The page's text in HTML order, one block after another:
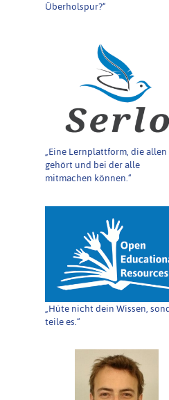
Überholspur?“
„Eine Lernplattform, die allen
gehört und bei der alle
mitmachen können.“
„Hüte nicht dein Wissen,
teile es.“